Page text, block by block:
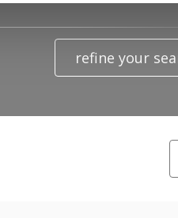
refine your